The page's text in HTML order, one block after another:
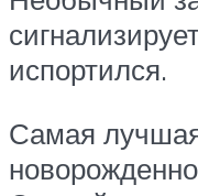
испортился.
Самая